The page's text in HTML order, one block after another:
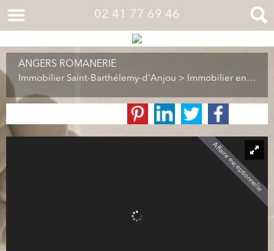
02 41 77 69 46
ANGERS ROMANERIE
Immobilier Saint-Barthélemy-d'Anjou > Immobilier en vente Saint-Barthélemy-d'Anjou
Affaire exceptionnelle